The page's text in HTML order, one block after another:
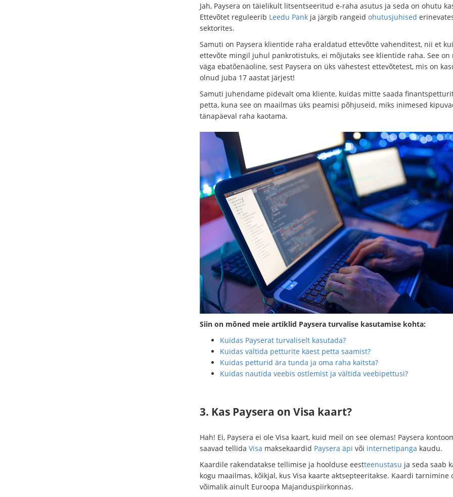
Jah, Paysera on täielikult litsentseeritud e-raha asutus ja seda on ohutu
Ettevõtet reguleerib Leedu Pankja järgib rangeid ohutusjuhised
sektorites.
Samuti on Paysera klientide raha eraldatud ettevõtte vahenditest, nii et kui
ettevõte mingil juhul pankrotistuks, ei mõjutaks see klientide raha. See on
väga ebatõenäoline, sest Paysera on üks vähestest ettevõtetest, mis on
olnud juba 17 aastat järjest!
Samuti juhendame pidevalt oma kliente, kuidas mitte saada
petta, kuna see on maailmas üks peamisi põhjuseid, miks inimesed
tänapäeval raha kaotama.
Siin on mõned meie artiklid Paysera turvalise kasutamise kohta:
Kuidas Payserat turvaliselt kasutada?
Kuidas vältida petturite käest petta saamist?
Kuidas petturid ära tunda ja oma raha kaitsta?
Kuidas nautida veebis ostlemist ja vältida veebipettusi?
3. Kas Paysera on Visa kaart?
Hah! Ei, Paysera ei ole Visa kaart, kuid meil on see olemas! Paysera
saavad tellida Visa maksekaardid Paysera äpi või internetipanga kaudu.
Kaardile rakendatakse tellimise ja hoolduse eestteenustasu ja seda saab
kogu maailmas, kõikjal, kus Visa kaarte aktsepteeritakse. Kaardi tarnimine
võimalik ainult Euroopa Majanduspiirkonnas.